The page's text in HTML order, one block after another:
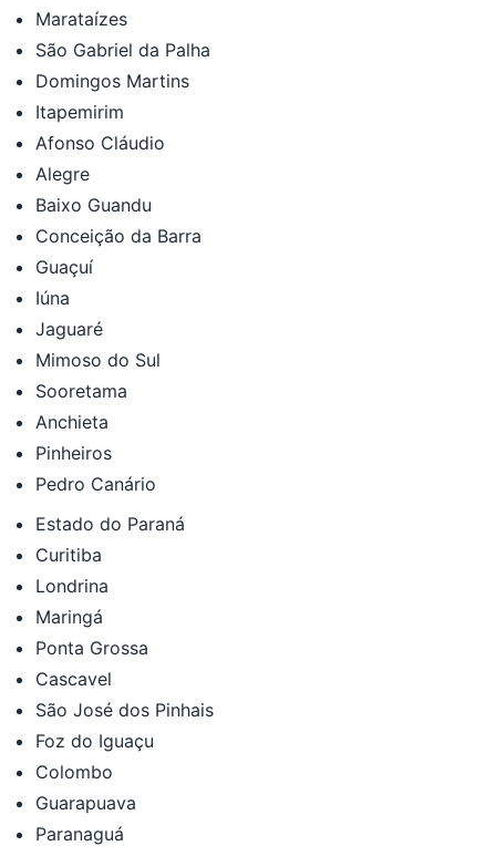
Marataízes
São Gabriel da Palha
Domingos Martins
Itapemirim
Afonso Cláudio
Alegre
Baixo Guandu
Conceição da Barra
Guaçuí
Iúna
Jaguaré
Mimoso do Sul
Sooretama
Anchieta
Pinheiros
Pedro Canário
Estado do Paraná
Curitiba
Londrina
Maringá
Ponta Grossa
Cascavel
São José dos Pinhais
Foz do Iguaçu
Colombo
Guarapuava
Paranaguá